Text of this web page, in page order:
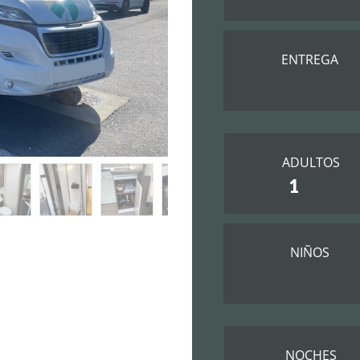
ENTREGA
ADULTOS
NIÑOS
NOCHES